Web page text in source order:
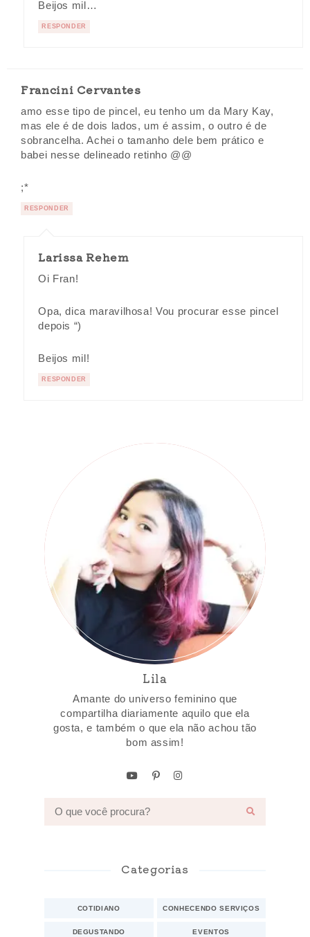
Beijos mil…
RESPONDER
Francini Cervantes
amo esse tipo de pincel, eu tenho um da Mary Kay,
mas ele é de dois lados, um é assim, o outro é de
sobrancelha. Achei o tamanho dele bem prático e
babei nesse delineado retinho @@
;*
RESPONDER
Larissa Rehem
Oi Fran!
Opa, dica maravilhosa! Vou procurar esse pincel
depois “)
Beijos mil!
RESPONDER
Lila
Amante do universo feminino que
compartilha diariamente aquilo que ela
gosta, e também o que ela não achou tão
bom assim!
Categorias
COTIDIANO CONHECENDO SERVIÇOS
DEGUSTANDO EVENTOS